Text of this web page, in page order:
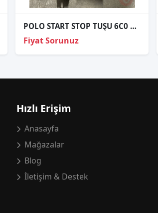
POLO START STOP TUŞU 6C0 905 218 A ORJİNAL ÇIKMA PARÇA
Fiyat Sorunuz
Hızlı Erişim
Anasayfa
Mağazalar
Blog
İletişim & Destek